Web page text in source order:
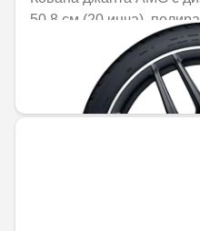
50,8 см (20 инча),
Не е налично онлайн
2498,82 € / 4887,27 лв.